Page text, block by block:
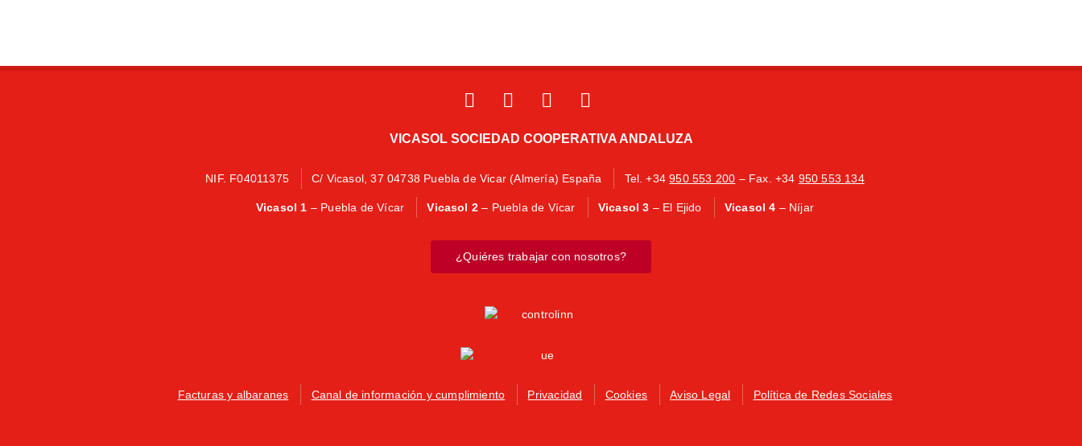
VICASOL SOCIEDAD COOPERATIVA ANDALUZA
NIF. F04011375 C/ Vicasol, 37 04738 Puebla de Vicar (Almería) España Tel. +34950 553 200 – Fax. +34 950 553 134
Vicasol 1 – Puebla de Vícar Vicasol 2 – Puebla de Vícar Vicasol 3 – El Ejido Vicasol 4 – Níjar
¿Quiéres trabajar con nosotros?
Facturas y albaranes Canal de información y cumplimiento Privacidad Cookies Aviso Legal Política de Redes Sociales